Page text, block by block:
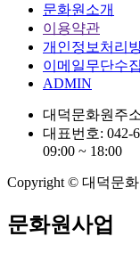
문화원소개
이용약관
개인정보처리
이메일무단수
ADMIN
대덕문화원주
대표번호: 042-
09:00 ~ 18:00
Copyright © 대덕문화
문화원사업